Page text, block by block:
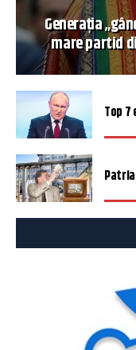
Generația
mare partid
Top